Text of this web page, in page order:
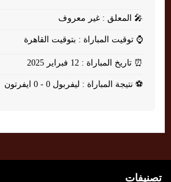
🎤 المعلق : غير معروف
⌚ توقيت المباراة : بتوقيت القاهرة
⏰ تاريخ المباراة : 12 فبراير 2025
⚽ نتيجة المباراة : ليفربول 0 - 0 ايفرتون
تصنيفات